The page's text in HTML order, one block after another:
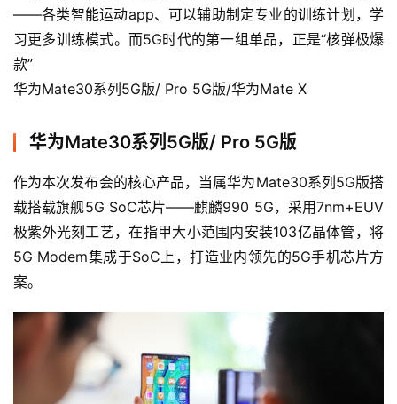
——各类智能运动app、可以辅助制定专业的训练计划，学
习更多训练模式。而5G时代的第一组单品，正是“核弹极爆
款”
华为Mate30系列5G版/ Pro 5G版/华为Mate X
华为Mate30系列5G版/ Pro 5G版
作为本次发布会的核心产品，当属华为Mate30系列5G版搭
载搭载旗舰5G SoC芯片——麒麟990 5G，采用7nm+EUV
极紫外光刻工艺，在指甲大小范围内安装103亿晶体管，将
5G Modem集成于SoC上，打造业内领先的5G手机芯片方
案。